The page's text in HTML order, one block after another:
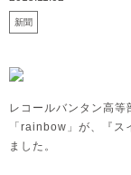
新聞
レコールバンタン高
「rainbow」が、『ス
ました。